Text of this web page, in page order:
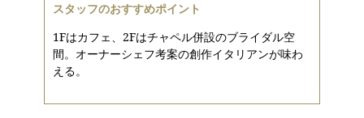
スタッフのおすすめポイント
1Fはカフェ、2Fはチャペル併設のブライダル空
間。オーナーシェフ考案の創作イタリアンが味わ
える。